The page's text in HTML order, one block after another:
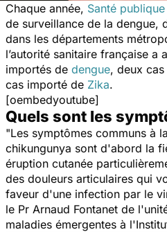
Chaque année, Santé
de surveillance de la dengue,
dans les départements
l’autorité sanitaire française a
importés de dengue, deux
cas importé de Zika.
[oembedyoutube]
Quels sont les
"Les symptômes communs à
chikungunya sont d'abord la
éruption cutanée
des douleurs articulaires qui
faveur d'une infection par le
le Pr Arnaud Fontanet de
maladies émergentes à